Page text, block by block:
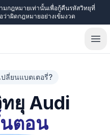
มกฎหมายเท่านั้นเพื่อกู้คืนรหัสวิทยุที่
าผิดกฎหมายอย่างเข้มงวด
ลี่ยนแบตเตอรี่?
ยุ Audi
ตอน